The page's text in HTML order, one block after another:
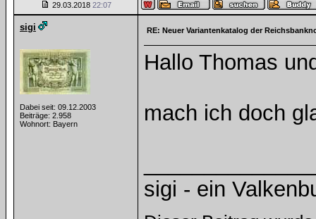
29.03.2018 22:07
sigi
Dabei seit: 09.12.2003
Beiträge: 2.958
Wohnort: Bayern
RE: Neuer Variantenkatalog der
Hallo Thomas
mach ich doch
sigi - ein